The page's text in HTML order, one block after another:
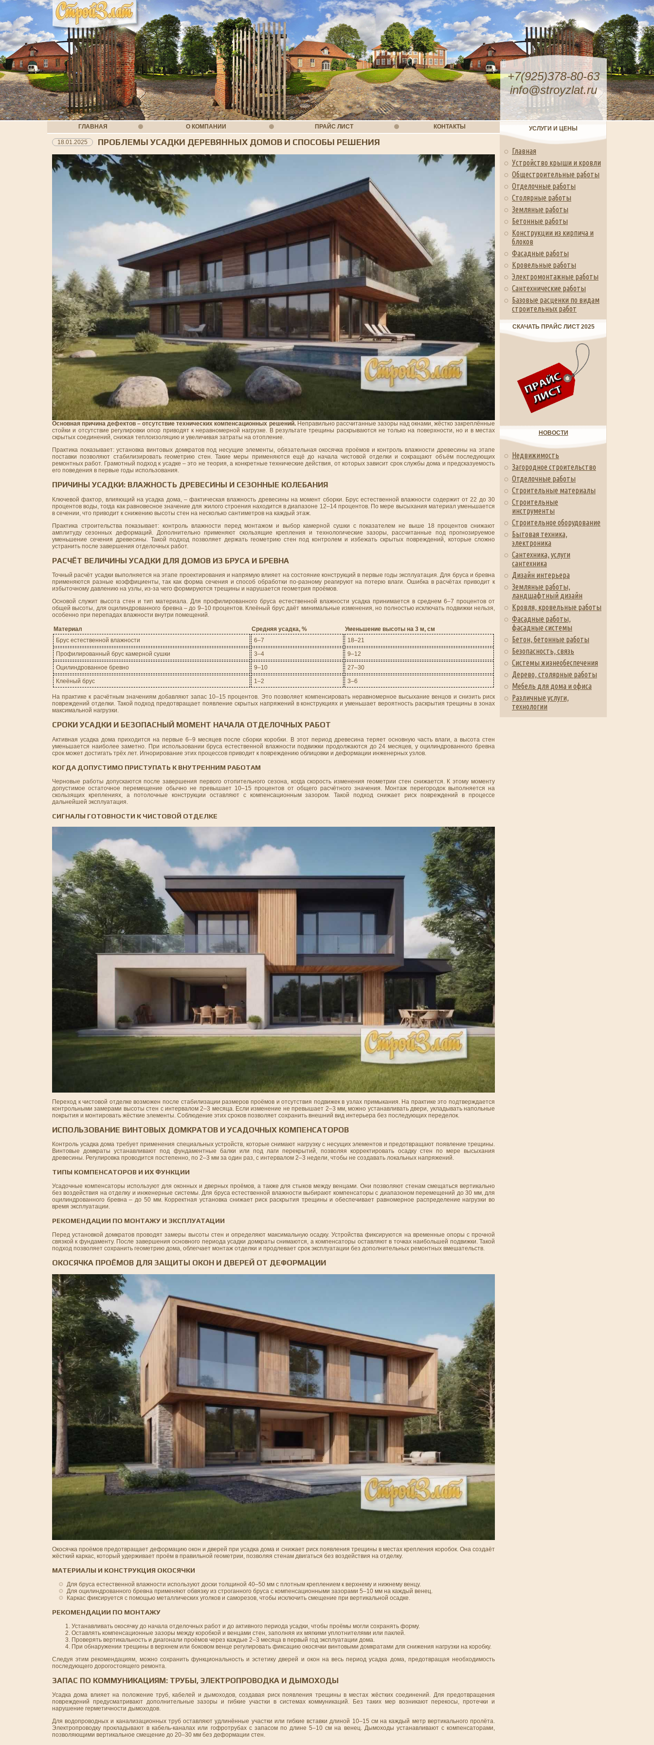
+7(925)378-80-63
info@stroyzlat.ru
ГЛАВНАЯ О КОМПАНИИ ПРАЙС ЛИСТ КОНТАКТЫ
18.01.2025 ПРОБЛЕМЫ УСАДКИ ДЕРЕВЯННЫХ ДОМОВ И СПОСОБЫ РЕШЕНИЯ
Основная причина дефектов – отсутствие технических компенсационных решений.Неправильно рассчитанные зазоры над окнами, жёстко закреплённые
стойки и отсутствие регулировки опор приводят к неравномерной нагрузке. В результате трещины раскрываются не только на поверхности, но и в местах
скрытых соединений, снижая теплоизоляцию и увеличивая затраты на отопление.
Практика показывает: установка винтовых домкратов под несущие элементы, обязательная окосячка проёмов и контроль влажности древесины на этапе
поставки позволяют стабилизировать геометрию стен. Такие меры применяются ещё до начала чистовой отделки и сокращают объём последующих
ремонтных работ. Грамотный подход к усадке – это не теория, а конкретные технические действия, от которых зависит срок службы дома и предсказуемость
его поведения в первые годы использования.
ПРИЧИНЫ УСАДКИ: ВЛАЖНОСТЬ ДРЕВЕСИНЫ И СЕЗОННЫЕ КОЛЕБАНИЯ
Ключевой фактор, влияющий на усадка дома, – фактическая влажность древесины на момент сборки. Брус естественной влажности содержит от 22 до 30
процентов воды, тогда как равновесное значение для жилого строения находится в диапазоне 12–14 процентов. По мере высыхания материал уменьшается
в сечении, что приводит к снижению высоты стен на несколько сантиметров на каждый этаж.
Практика строительства показывает: контроль влажности перед монтажом и выбор камерной сушки с показателем не выше 18 процентов снижают
амплитуду сезонных деформаций. Дополнительно применяют скользящие крепления и технологические зазоры, рассчитанные под прогнозируемое
уменьшение сечения древесины. Такой подход позволяет держать геометрию стен под контролем и избежать скрытых повреждений, которые сложно
устранить после завершения отделочных работ.
РАСЧЁТ ВЕЛИЧИНЫ УСАДКИ ДЛЯ ДОМОВ ИЗ БРУСА И БРЕВНА
Точный расчёт усадки выполняется на этапе проектирования и напрямую влияет на состояние конструкций в первые годы эксплуатация. Для бруса и бревна
применяются разные коэффициенты, так как форма сечения и способ обработки по-разному реагируют на потерю влаги. Ошибка в расчётах приводит к
избыточному давлению на узлы, из-за чего формируются трещины и нарушается геометрия проёмов.
Основой служит высота стен и тип материала. Для профилированного бруса естественной влажности усадка принимается в среднем 6–7 процентов от
общей высоты, для оцилиндрованного бревна – до 9–10 процентов. Клеёный брус даёт минимальные изменения, но полностью исключать подвижки нельзя,
особенно при перепадах влажности внутри помещений.
Материал Средняя усадка, %
Уменьшение высоты на 3 м, см
Брус естественной влажности
6–7
18–21
Профилированный брус камерной сушки
3–4
9–12
Оцилиндрованное бревно
9–10
27–30
Клеёный брус
1–2 3–6
На практике к расчётным значениям добавляют запас 10–15 процентов. Это позволяет компенсировать неравномерное высыхание венцов и снизить риск
повреждений отделки. Такой подход предотвращает появление скрытых напряжений в конструкциях и уменьшает вероятность раскрытия трещины в зонах
максимальной нагрузки.
СРОКИ УСАДКИ И БЕЗОПАСНЫЙ МОМЕНТ НАЧАЛА ОТДЕЛОЧНЫХ РАБОТ
Активная усадка дома приходится на первые 6–9 месяцев после сборки коробки. В этот период древесина теряет основную часть влаги, а высота стен
уменьшается наиболее заметно. При использовании бруса естественной влажности подвижки продолжаются до 24 месяцев, у оцилиндрованного бревна
срок может достигать трёх лет. Игнорирование этих процессов приводит к повреждению облицовки и деформации инженерных узлов.
КОГДА ДОПУСТИМО ПРИСТУПАТЬ К ВНУТРЕННИМ РАБОТАМ
Черновые работы допускаются после завершения первого отопительного сезона, когда скорость изменения геометрии стен снижается. К этому моменту
допустимое остаточное перемещение обычно не превышает 10–15 процентов от общего расчётного значения. Монтаж перегородок выполняется на
скользящих креплениях, а потолочные конструкции оставляют с компенсационным зазором. Такой подход снижает риск повреждений в процессе
дальнейшей эксплуатация.
СИГНАЛЫ ГОТОВНОСТИ К ЧИСТОВОЙ ОТДЕЛКЕ
Переход к чистовой отделке возможен после стабилизации размеров проёмов и отсутствия подвижек в узлах примыкания. На практике это подтверждается
контрольными замерами высоты стен с интервалом 2–3 месяца. Если изменение не превышает 2–3 мм, можно устанавливать двери, укладывать напольные
покрытия и монтировать жёсткие элементы. Соблюдение этих сроков позволяет сохранить внешний вид интерьера без последующих переделок.
ИСПОЛЬЗОВАНИЕ ВИНТОВЫХ ДОМКРАТОВ И УСАДОЧНЫХ КОМПЕНСАТОРОВ
Контроль усадка дома требует применения специальных устройств, которые снимают нагрузку с несущих элементов и предотвращают появление трещины.
Винтовые домкраты устанавливают под фундаментные балки или под лаги перекрытий, позволяя корректировать осадку стен по мере высыхания
древесины. Регулировка проводится постепенно, по 2–3 мм за один раз, с интервалом 2–3 недели, чтобы не создавать локальных напряжений.
ТИПЫ КОМПЕНСАТОРОВ И ИХ ФУНКЦИИ
Усадочные компенсаторы используют для оконных и дверных проёмов, а также для стыков между венцами. Они позволяют стенам смещаться вертикально
без воздействия на отделку и инженерные системы. Для бруса естественной влажности выбирают компенсаторы с диапазоном перемещений до 30 мм, для
оцилиндрованного бревна – до 50 мм. Корректная установка снижает риск раскрытия трещины и обеспечивает равномерное распределение нагрузки во
время эксплуатации.
РЕКОМЕНДАЦИИ ПО МОНТАЖУ И ЭКСПЛУАТАЦИИ
Перед установкой домкратов проводят замеры высоты стен и определяют максимальную осадку. Устройства фиксируются на временные опоры с прочной
связкой к фундаменту. После завершения основного периода усадки домкраты снимаются, а компенсаторы оставляют в точках наибольшей подвижки. Такой
подход позволяет сохранить геометрию дома, облегчает монтаж отделки и продлевает срок эксплуатации без дополнительных ремонтных вмешательств.
ОКОСЯЧКА ПРОЁМОВ ДЛЯ ЗАЩИТЫ ОКОН И ДВЕРЕЙ ОТ ДЕФОРМАЦИИ
Окосячка проёмов предотвращает деформацию окон и дверей при усадка дома и снижает риск появления трещины в местах крепления коробок. Она создаёт
жёсткий каркас, который удерживает проём в правильной геометрии, позволяя стенам двигаться без воздействия на отделку.
МАТЕРИАЛЫ И КОНСТРУКЦИЯ ОКОСЯЧКИ
Для бруса естественной влажности используют доски толщиной 40–50 мм с плотным креплением к верхнему и нижнему венцу.
Для оцилиндрованного бревна применяют обвязку из строганного бруса с компенсационными зазорами 5–10 мм на каждый венец.
Каркас фиксируется с помощью металлических уголков и саморезов, чтобы исключить смещение при вертикальной осадке.
РЕКОМЕНДАЦИИ ПО МОНТАЖУ
Устанавливать окосячку до начала отделочных работ и до активного периода усадки, чтобы проёмы могли сохранять форму.
Оставлять компенсационные зазоры между коробкой и венцами стен, заполняя их мягкими уплотнителями или паклей.
Проверять вертикальность и диагонали проёмов через каждые 2–3 месяца в первый год эксплуатации дома.
При обнаружении трещины в верхнем или боковом венце регулировать фиксацию окосячки винтовыми домкратами для снижения нагрузки на коробку.
Следуя этим рекомендациям, можно сохранить функциональность и эстетику дверей и окон на весь период усадка дома, предотвращая необходимость
последующего дорогостоящего ремонта.
ЗАПАС ПО КОММУНИКАЦИЯМ: ТРУБЫ, ЭЛЕКТРОПРОВОДКА И ДЫМОХОДЫ
Усадка дома влияет на положение труб, кабелей и дымоходов, создавая риск появления трещины в местах жёстких соединений. Для предотвращения
повреждений предусматривают дополнительные зазоры и гибкие участки в системах коммуникаций. Без таких мер возникают перекосы, протечки и
нарушение герметичности дымоходов.
Для водопроводных и канализационных труб оставляют удлинённые участки или гибкие вставки длиной 10–15 см на каждый метр вертикального пролёта.
Электропроводку прокладывают в кабель-каналах или гофротрубах с запасом по длине 5–10 см на венец. Дымоходы устанавливают с компенсаторами,
позволяющими вертикальное смещение до 20–30 мм без деформации стен.
УСЛУГИ И ЦЕНЫ
Главная
Устройство крыши и кровли
Общестроительные работы
Отделочные работы
Столярные работы
Земляные работы
Бетонные работы
Конструкции из кирпича и
блоков
Фасадные работы
Кровельные работы
Электромонтажные работы
Сантехнические работы
Базовые расценки по видам
строительных работ
СКАЧАТЬ ПРАЙС ЛИСТ 2025
НОВОСТИ
Недвижимость
Загородное строительство
Отделочные работы
Строительные материалы
Строительные
инструменты
Строительное оборудование
Бытовая техника,
электроника
Сантехника, услуги
сантехника
Дизайн интерьера
Земляные работы,
ландшафтный дизайн
Кровля, кровельные работы
Фасадные работы,
фасадные системы
Бетон, бетонные работы
Безопасность, связь
Системы жизнеобеспечения
Дерево, столярные работы
Мебель для дома и офиса
Различные услуги,
технологии